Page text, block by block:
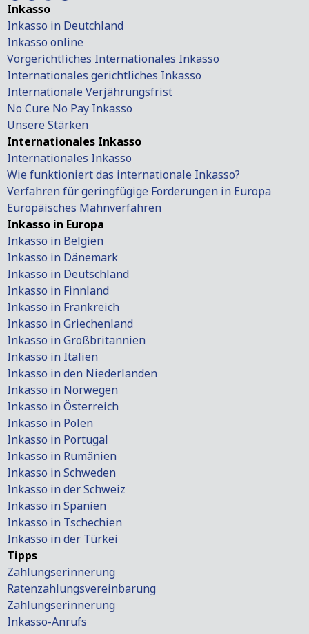
Inkasso
Inkasso in Deutchland
Inkasso online
Vorgerichtliches Internationales Inkasso
Internationales gerichtliches Inkasso
Internationale Verjährungsfrist
No Cure No Pay Inkasso
Unsere Stärken
Internationales Inkasso
Internationales Inkasso
Wie funktioniert das internationale Inkasso?
Verfahren für geringfügige Forderungen in Europa
Europäisches Mahnverfahren
Inkasso in Europa
Inkasso in Belgien
Inkasso in Dänemark
Inkasso in Deutschland
Inkasso in Finnland
Inkasso in Frankreich
Inkasso in Griechenland
Inkasso in Großbritannien
Inkasso in Italien
Inkasso in den Niederlanden
Inkasso in Norwegen
Inkasso in Österreich
Inkasso in Polen
Inkasso in Portugal
Inkasso in Rumänien
Inkasso in Schweden
Inkasso in der Schweiz
Inkasso in Spanien
Inkasso in Tschechien
Inkasso in der Türkei
Tipps
Zahlungserinnerung
Ratenzahlungsvereinbarung
Zahlungserinnerung
Inkasso-Anrufs